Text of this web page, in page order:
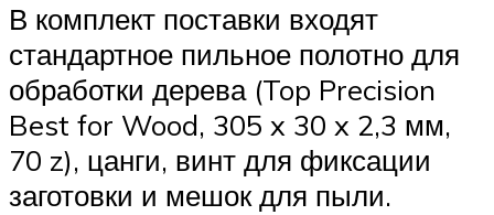
В комплект поставки входят
стандартное пильное полотно для
обработки дерева (Top Precision
Best for Wood, 305 x 30 x 2,3 мм,
70 z), цанги, винт для фиксации
заготовки и мешок для пыли.